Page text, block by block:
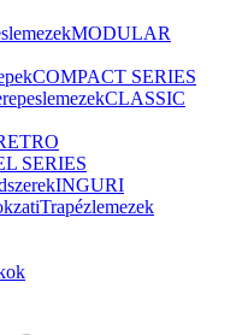
MODULAR
COMPACT SERIES
CLASSIC
SERIES
INGURI
Trapézlemezek